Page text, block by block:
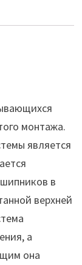
монтажа.
является
в
верхней
а
она